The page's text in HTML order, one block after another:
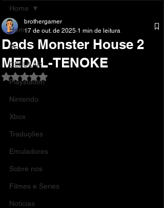
Home
Pc
CELULAR
Playstation
Nintendo
Xbox
Traduções
Emuladores
Sobre nos
Filmes e Series
Noticias
Home
Dads Monster House 2
MEDAL-TENOKE
brothergamer
17 de out. de 2025 1 min de leitura
Avaliado com NaN de 5 estrelas.